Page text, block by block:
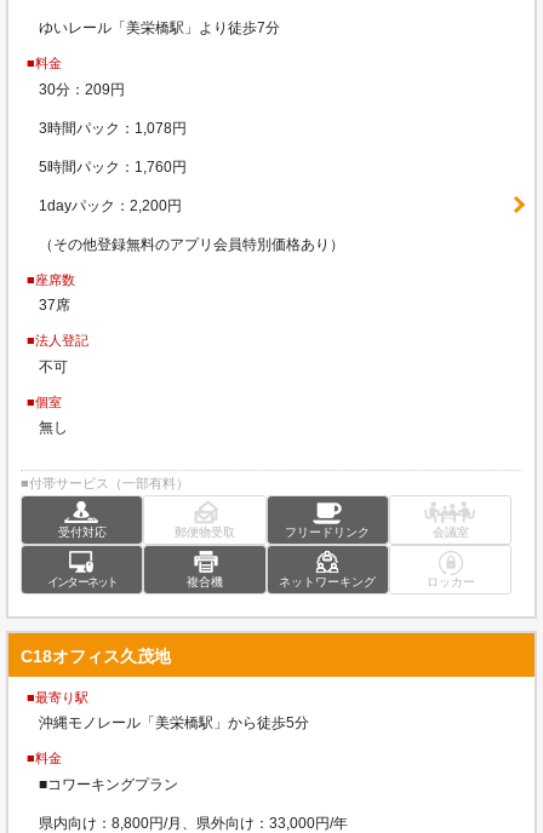
ゆいレール「美栄橋駅」より徒歩7分
■料金
30分：209円
3時間パック：1,078円
5時間パック：1,760円
1dayパック：2,200円
（その他登録無料のアプリ会員特別価格あり）
■座席数
37席
■法人登記
不可
■個室
無し
■付帯サービス（一部有料）
受付対応 郵便物受取 フリードリンク 会議室
インターネット 複合機 ネットワーキング ロッカー
C18オフィス久茂地
■最寄り駅
沖縄モノレール「美栄橋駅」から徒歩5分
■料金
■コワーキングプラン
県内向け：8,800円/月、県外向け：33,000円/年